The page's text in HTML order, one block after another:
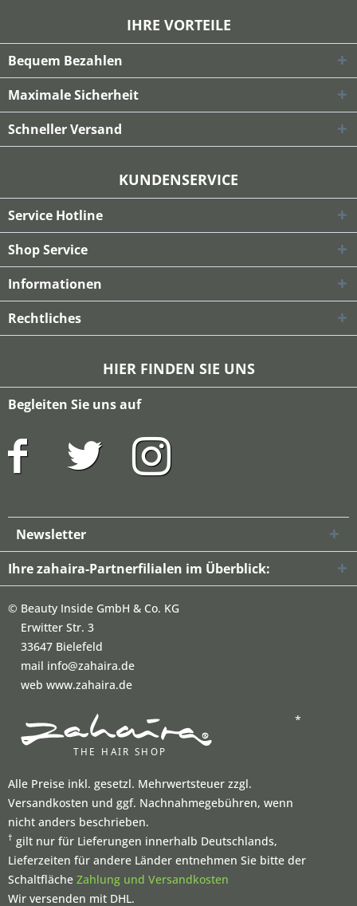
IHRE VORTEILE
Bequem Bezahlen
Maximale Sicherheit
Schneller Versand
KUNDENSERVICE
Service Hotline
Shop Service
Informationen
Rechtliches
HIER FINDEN SIE UNS
Begleiten Sie uns auf
Newsletter
Ihre zahaira-Partnerfilialen im Überblick:
© Beauty Inside GmbH & Co. KG
Erwitter Str. 3
33647 Bielefeld
mail info@zahaira.de
web www.zahaira.de
*
Alle Preise inkl. gesetzl. Mehrwertsteuer zzgl.
Versandkosten und ggf. Nachnahmegebühren, wenn
nicht anders beschrieben.
† gilt nur für Lieferungen innerhalb Deutschlands,
Lieferzeiten für andere Länder entnehmen Sie bitte der
Schaltfläche Zahlung und Versandkosten
Wir versenden mit DHL.